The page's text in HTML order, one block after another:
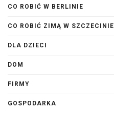
CO ROBIĆ W BERLINIE
CO ROBIĆ ZIMĄ W SZCZECINIE
DLA DZIECI
DOM
FIRMY
GOSPODARKA